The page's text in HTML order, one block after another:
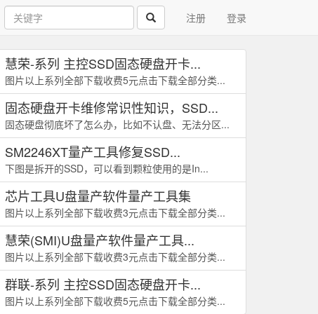
注册 登录
慧荣-系列 主控SSD固态硬盘开卡...
图片以上系列全部下载收费5元点击下载全部分类...
固态硬盘开卡维修常识性知识，SSD...
固态硬盘彻底坏了怎么办，比如不认盘、无法分区...
SM2246XT量产工具修复SSD...
下图是拆开的SSD，可以看到颗粒使用的是In...
芯片工具U盘量产软件量产工具集
图片以上系列全部下载收费3元点击下载全部分类...
慧荣(SMI)U盘量产软件量产工具...
图片以上系列全部下载收费3元点击下载全部分类...
群联-系列 主控SSD固态硬盘开卡...
图片以上系列全部下载收费5元点击下载全部分类...